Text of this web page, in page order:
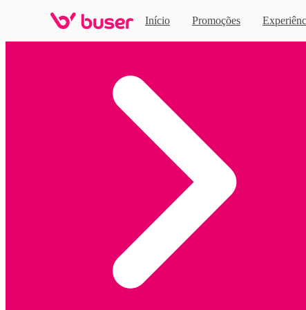
Início Promoções